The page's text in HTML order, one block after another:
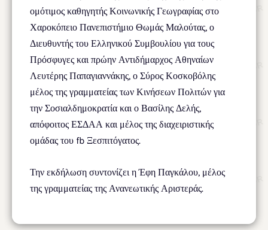
ομότιμος καθηγητής Κοινωνικής Γεωγραφίας στο
Χαροκόπειο Πανεπιστήμιο Θωμάς Μαλούτας, ο
Διευθυντής του Ελληνικού Συμβουλίου για τους
Πρόσφυγες και πρώην Αντιδήμαρχος Αθηναίων
Λευτέρης Παπαγιαννάκης, ο Σύρος Κοσκοβόλης
μέλος της γραμματείας των Κινήσεων Πολιτών για
την Σοσιαλδημοκρατία και ο Βασίλης Δελής,
απόφοιτος ΕΣΔΑΑ και μέλος της διαχειριστικής
ομάδας του fb Ξεσπιτόγατος.
Την εκδήλωση συντονίζει η Έφη Παγκάλου, μέλος
της γραμματείας της Ανανεωτικής Αριστεράς.